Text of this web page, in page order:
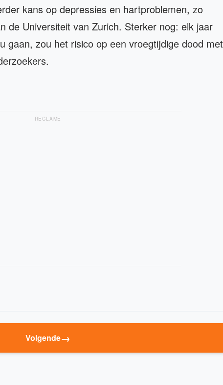
kans op depressies en hartproblemen, zo
de Universiteit van Zurich. Sterker nog: elk jaar
gaan, zou het risico op een vroegtijdige dood met
RECLAME
Volgende→